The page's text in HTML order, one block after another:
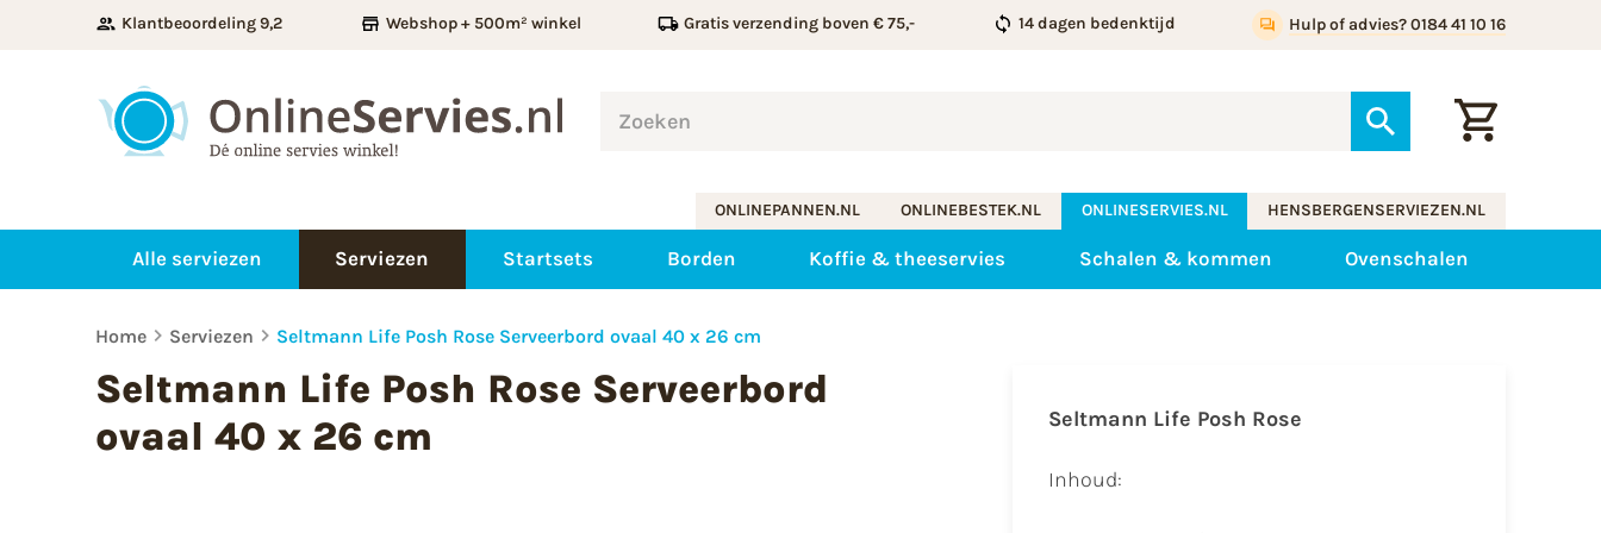
Klantbeoordeling 9,2 Webshop + 500m² winkel Gratis verzending boven € 75,- 14 dagen bedenktijd Hulp of advies? 0184 41 10 16
ONLINEPANNEN.NL ONLINEBESTEK.NL ONLINESERVIES.NL HENSBERGENSERVIEZEN.NL
Alle serviezen Serviezen Startsets Borden Koffie & theeservies Schalen & kommen Ovenschalen
Home Serviezen Seltmann Life Posh Rose Serveerbord ovaal 40 x 26 cm
Seltmann Life Posh Rose Serveerbord
ovaal 40 x 26 cm
Seltmann Life Posh Rose
Inhoud: